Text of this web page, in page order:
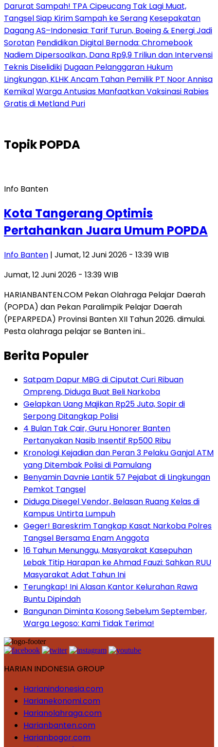
Darurat Sampah! TPA Cipeucang Tak Lagi Muat,
Tangsel Siap Kirim Sampah ke Serang Kesepakatan
Dagang AS–Indonesia: Tarif Turun, Boeing & Energi Jadi
Sorotan Pendidikan Digital Bernoda: Chromebook
Nadiem Dipersoalkan, Dana Rp9,9 Triliun dan Intervensi
Teknis Diselidiki Dugaan Pelanggaran Hukum
Lingkungan, KLHK Ancam Tahan Pemilik PT Noor Annisa
KemikalWarga Antusias Manfaatkan Vaksinasi Rabies
Gratis di Metland Puri
TopikPOPDA
Info Banten
Kota Tangerang Optimis
Pertahankan Juara Umum POPDA
Info Banten | Jumat, 12 Juni 2026 - 13:39 WIB
Jumat, 12 Juni 2026 - 13:39 WIB
HARIANBANTEN.COM Pekan Olahraga Pelajar Daerah
(POPDA) dan Pekan Paralimpik Pelajar Daerah
(PEPARPEDA) Provinsi Banten XII Tahun 2026. dimulai.
Pesta olahraga pelajar se Banten ini…
Berita Populer
Satpam Dapur MBG di Ciputat Curi Ribuan
Ompreng, Diduga Buat Beli Narkoba
Gelapkan Uang Majikan Rp25 Juta, Sopir di
Serpong Ditangkap Polisi
4 Bulan Tak Cair, Guru Honorer Banten
Pertanyakan Nasib Insentif Rp500 Ribu
Kronologi Kejadian dan Peran 3 Pelaku Ganjal ATM
yang Ditembak Polisi di Pamulang
Benyamin Davnie Lantik 57 Pejabat di Lingkungan
Pemkot Tangsel
Diduga Disegel Vendor, Belasan Ruang Kelas di
Kampus Untirta Lumpuh
Geger! Bareskrim Tangkap Kasat Narkoba Polres
Tangsel Bersama Enam Anggota
16 Tahun Menunggu, Masyarakat Kasepuhan
Lebak Titip Harapan ke Ahmad Fauzi: Sahkan RUU
Masyarakat Adat Tahun Ini
Terungkap! Ini Alasan Kantor Kelurahan Rawa
Buntu Dipindah
Bangunan Diminta Kosong Sebelum September,
Warga Legoso: Kami Tidak Terima!
HARIAN INDONESIA GROUP
Harianindonesia.com
Harianekonomi.com
Harianolahraga.com
Harianbanten.com
Harianbogor.com